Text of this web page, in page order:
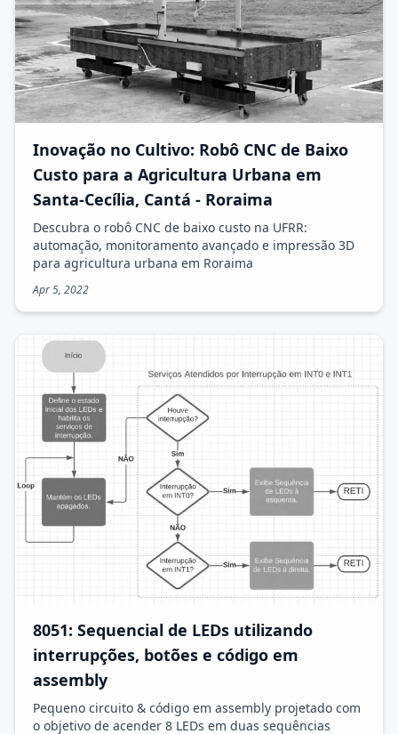
Inovação no Cultivo: Robô CNC de Baixo
Custo para a Agricultura Urbana em
Santa-Cecília, Cantá - Roraima
Descubra o robô CNC de baixo custo na UFRR:
automação, monitoramento avançado e impressão 3D
para agricultura urbana em Roraima
Apr 5, 2022
8051: Sequencial de LEDs utilizando
interrupções, botões e código em
assembly
Pequeno circuito & código em assembly projetado com
o objetivo de acender 8 LEDs em duas sequências